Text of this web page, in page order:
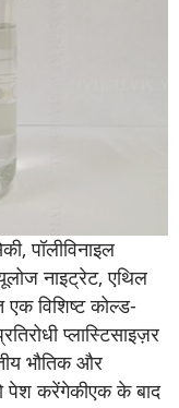
की, पॉलीविनाइल
नाइट्रेट, एथिल
विशिष्ट कोल्ड-
प्लास्टिसाइज़र
भौतिक और
पेश करेंगेकीएक के बाद